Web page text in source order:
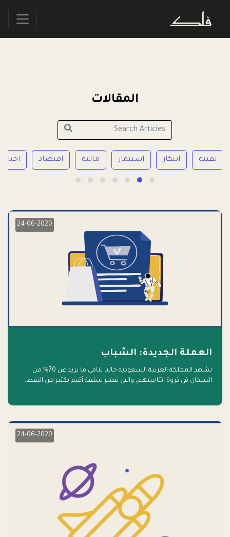
المقالات
تقنية ابتكار استثمار مالية اقتصاد
24-06-2020
العملة الجديدة: الشباب
تشهد المملكة العربية السعودية حاليا تنامي ما يزيد عن 70% من
السكان في ذروة انتاجيتهم، والتي تعتبر سلعة أقيم بكثير من النفط.
24-06-2020